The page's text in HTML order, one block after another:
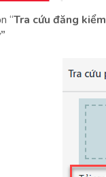
“Tra cứu đăng kiểm